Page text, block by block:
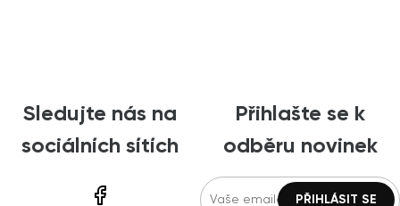
Sledujte nás na
sociálních sítích
Přihlašte se k
odběru novinek